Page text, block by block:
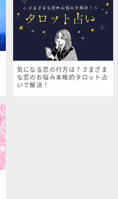
気になる恋の行方は？さまざま
な恋のお悩み本格的タロット占
いで解決！